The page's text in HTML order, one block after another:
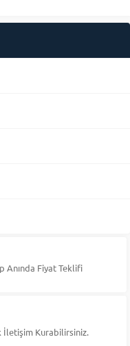
Anında Fiyat Teklifi
İletişim Kurabilirsiniz.